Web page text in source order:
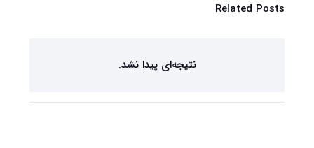
Related Posts
نتیجه‌ای پیدا نشد.